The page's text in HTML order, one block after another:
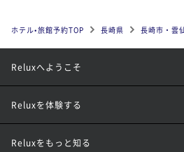
ホテル•旅館予約TOP 長崎県 長崎市・雲
Reluxへようこそ
Reluxを体験する
Reluxをもっと知る